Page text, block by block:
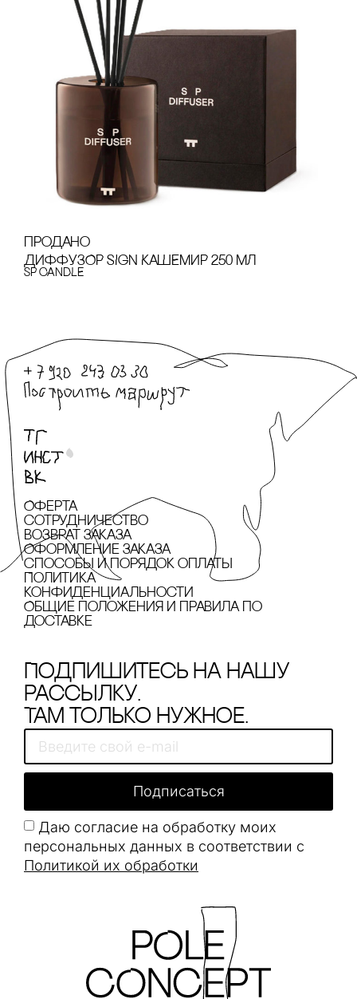
продано
ДИФФУЗОР SIGN КАШЕМИР 250 МЛ
SP CANDLE
Оферта
сотрудничество
Возврат заказа
Оформление заказа
cпособы и порядок оплаты
Политика
конфиденциальности
Общие положения и правила по
доставке
Подпишитесь на нашу
рассылку.
Там только нужное.
Даю согласие на обработку моих
персональных данных в соответствии с
Политикой их обработки
Подписаться